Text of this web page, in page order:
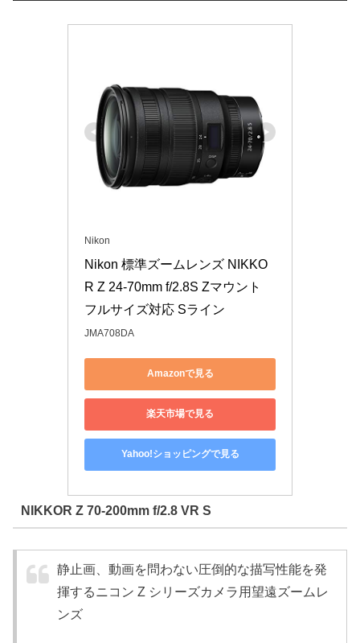
Nikon
Nikon 標準ズームレンズ NIKKO
R Z 24-70mm f/2.8S Zマウント
フルサイズ対応 Sライン
JMA708DA
Amazonで見る
楽天市場で見る
Yahoo!ショッピングで見る
NIKKOR Z 70-200mm f/2.8 VR S
静止画、動画を問わない圧倒的な描写性能を発
揮するニコン Z シリーズカメラ用望遠ズームレ
ンズ